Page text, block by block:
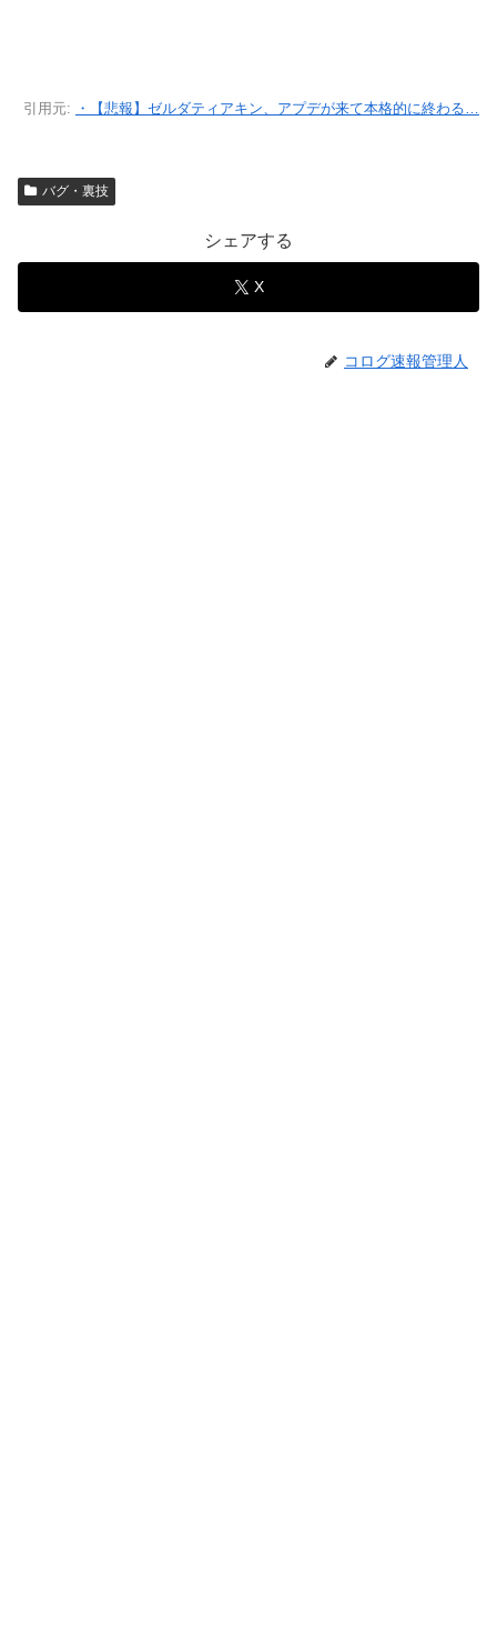
引用元: ・【悲報】ゼルダティアキン、アプデが来て本格的に終わる…
バグ・裏技
シェアする
X
コログ速報管理人